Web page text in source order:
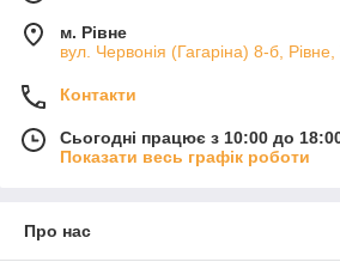
м. Рівне
вул. Червонія (Гагаріна) 8-б, Рівне,
Контакти
Сьогодні працює з 10:00 до
Показати весь графік роботи
Про нас